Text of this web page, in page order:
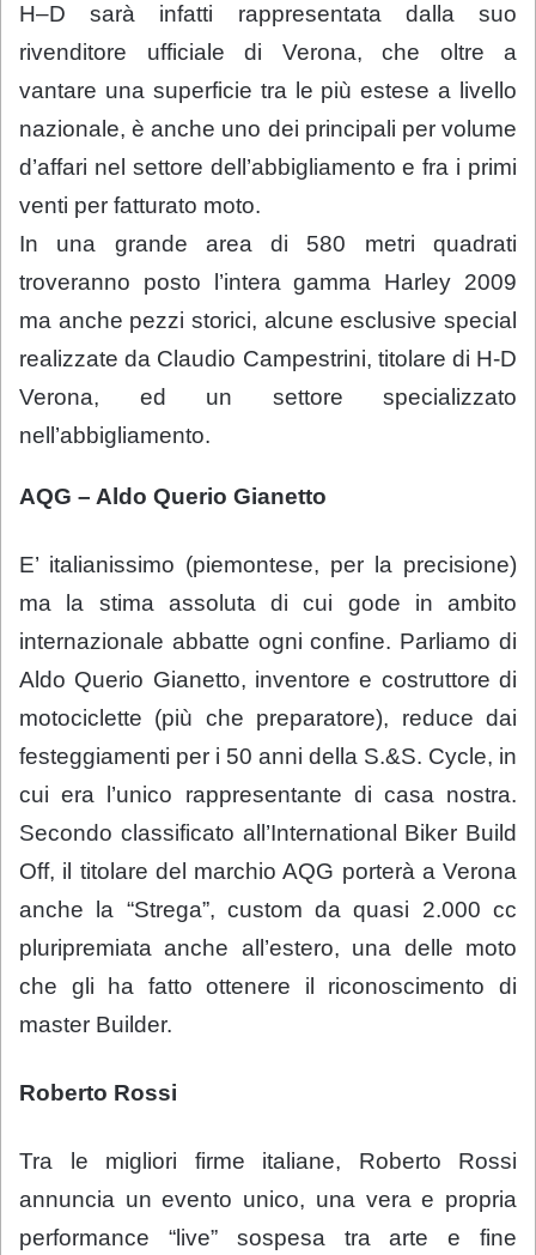
H–D sarà infatti rappresentata dalla suo
rivenditore ufficiale di Verona, che oltre a
vantare una superficie tra le più estese a livello
nazionale, è anche uno dei principali per volume
d’affari nel settore dell’abbigliamento e fra i primi
venti per fatturato moto.
In una grande area di 580 metri quadrati
troveranno posto l’intera gamma Harley 2009
ma anche pezzi storici, alcune esclusive special
realizzate da Claudio Campestrini, titolare di H-D
Verona, ed un settore specializzato
nell’abbigliamento.
AQG – Aldo Querio Gianetto
E’ italianissimo (piemontese, per la precisione)
ma la stima assoluta di cui gode in ambito
internazionale abbatte ogni confine. Parliamo di
Aldo Querio Gianetto, inventore e costruttore di
motociclette (più che preparatore), reduce dai
festeggiamenti per i 50 anni della S.&S. Cycle, in
cui era l’unico rappresentante di casa nostra.
Secondo classificato all’International Biker Build
Off, il titolare del marchio AQG porterà a Verona
anche la “Strega”, custom da quasi 2.000 cc
pluripremiata anche all’estero, una delle moto
che gli ha fatto ottenere il riconoscimento di
master Builder.
Roberto Rossi
Tra le migliori firme italiane, Roberto Rossi
annuncia un evento unico, una vera e propria
performance “live” sospesa tra arte e fine